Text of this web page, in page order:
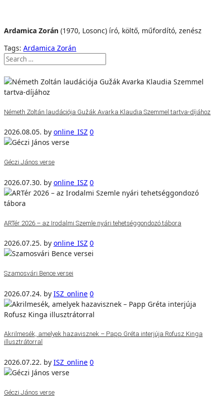
Ardamica Zorán (1970, Losonc) író, költő, műfordító, zenész
Tags: Ardamica Zorán
Németh Zoltán laudációja Gužák Avarka Klaudia Szemmel tartva-díjához
2026.08.05. by online_ISZ 0
Géczi János verse
2026.07.30. by online_ISZ 0
ARTér 2026 – az Irodalmi Szemle nyári tehetséggondozó tábora
2026.07.25. by online_ISZ 0
Szamosvári Bence versei
2026.07.24. by ISZ_online 0
Akrilmesék, amelyek hazavisznek – Papp Gréta interjúja Rofusz Kinga
illusztrátorral
2026.07.22. by ISZ_online 0
Géczi János verse